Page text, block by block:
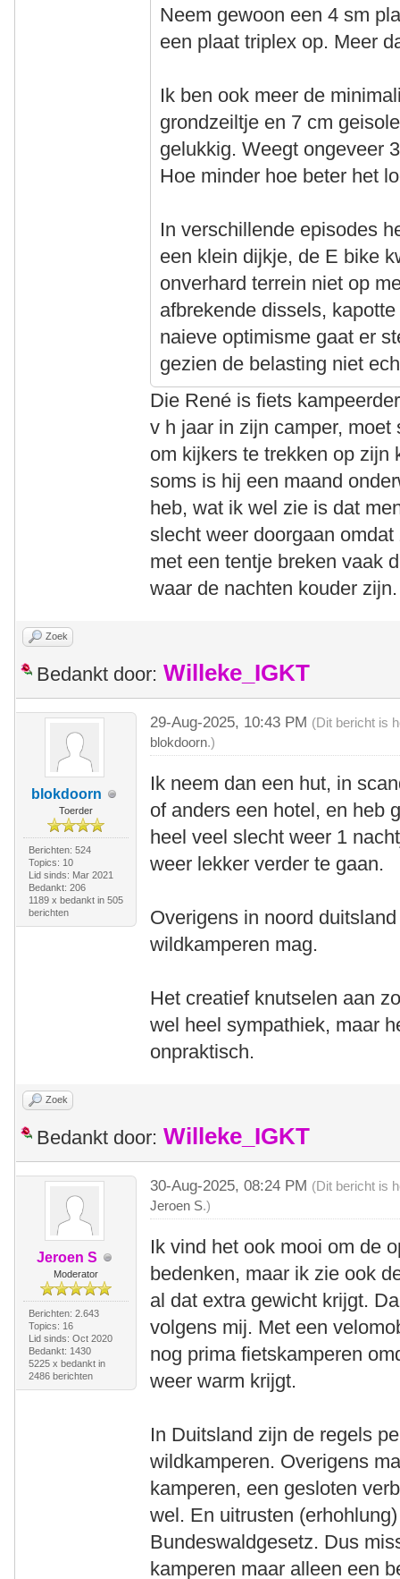
Neem gewoon een 4 sm
een plaat triplex op. Meer
Ik ben ook meer de
grondzeiltje en 7 cm
gelukkig. Weegt ongeveer
Hoe minder hoe beter het
In verschillende episodes
een klein dijkje, de E bike
onverhard terrein niet op
afbrekende dissels,
naieve optimisme gaat er
gezien de belasting niet
Die René is fiets
v h jaar in zijn camper,
om kijkers te trekken op zijn
soms is hij een maand
heb, wat ik wel zie is dat
slecht weer doorgaan
met een tentje breken vaak
waar de nachten kouder zijn.
Zoek
Bedankt door: Willeke_IGKT
blokdoorn
Toerder
Berichten: 524
Topics: 10
Lid sinds: Mar 2021
Bedankt: 206
1189 x bedankt in 505
berichten
29-Aug-2025, 10:43 PM (Dit bericht is
blokdoorn.)
Ik neem dan een hut, in
of anders een hotel, en heb
heel veel slecht weer 1
weer lekker verder te gaan.
Overigens in noord
wildkamperen mag.
Het creatief knutselen aan
wel heel sympathiek, maar
onpraktisch.
Zoek
Bedankt door: Willeke_IGKT
Jeroen S
Moderator
Berichten: 2.643
Topics: 16
Lid sinds: Oct 2020
Bedankt: 1430
5225 x bedankt in
2486 berichten
30-Aug-2025, 08:24 PM (Dit bericht is
Jeroen S.)
Ik vind het ook mooi om de
bedenken, maar ik zie ook
al dat extra gewicht krijgt.
volgens mij. Met een
nog prima fietskamperen
weer warm krijgt.
In Duitsland zijn de regels
wildkamperen. Overigens
kamperen, een gesloten
wel. En uitrusten
Bundeswaldgesetz. Dus
kamperen maar alleen een